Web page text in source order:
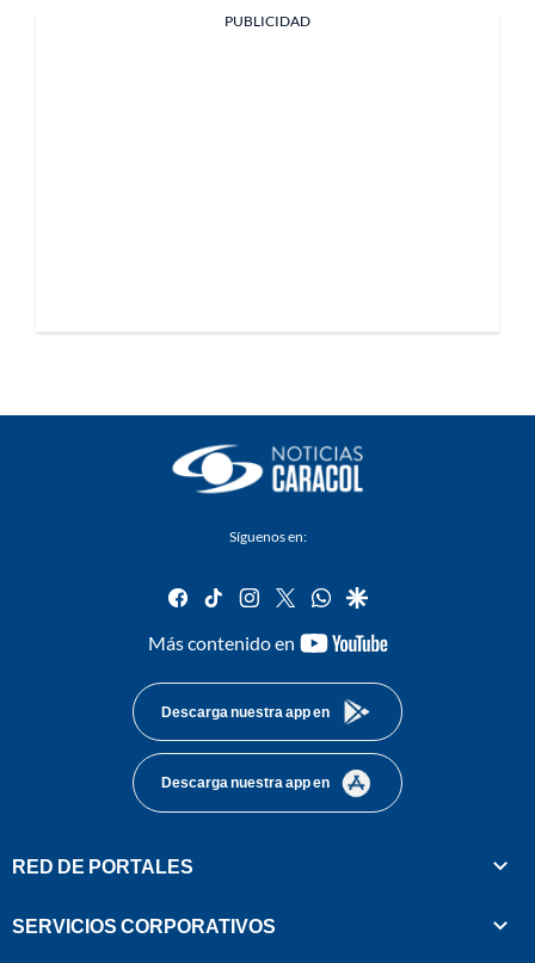
PUBLICIDAD
Síguenos en:
facebook
tiktok instagram
twitterwhatsapp
google
Más contenido en
youtube-
Descarga nuestra app en
Descarga nuestra app en
RED DE PORTALES
SERVICIOS CORPORATIVOS